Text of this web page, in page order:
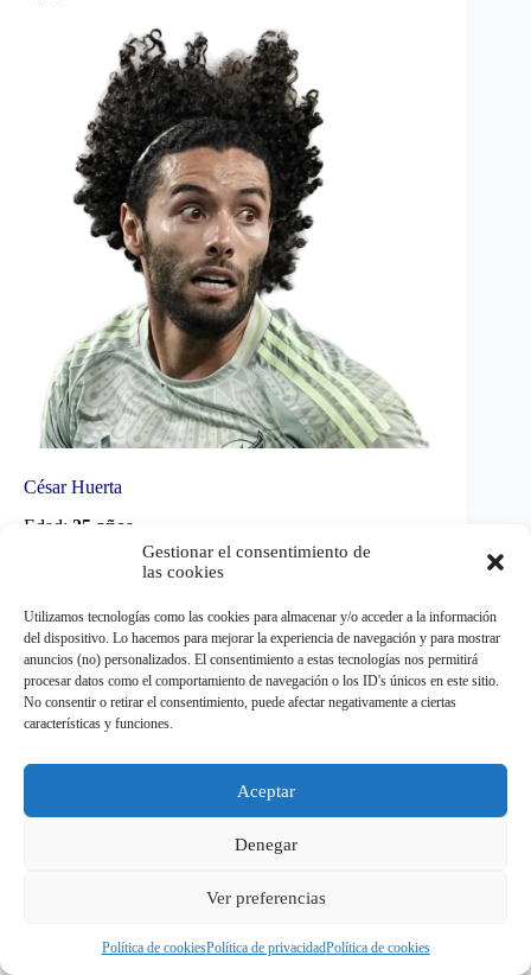
Gestionar el consentimiento de
las cookies
Utilizamos tecnologías como las cookies para almacenar y/o acceder a la información
del dispositivo. Lo hacemos para mejorar la experiencia de navegación y para mostrar
anuncios (no) personalizados. El consentimiento a estas tecnologías nos permitirá
procesar datos como el comportamiento de navegación o los ID's únicos en este sitio.
No consentir o retirar el consentimiento, puede afectar negativamente a ciertas
características y funciones.
Aceptar
Denegar
Ver preferencias
Política de cookiesPolítica de privacidadPolítica de cookies
César Huerta
Edad: 25 años
RSC Anderlecht
Veces internacional:26
Extremo jalisciense, canterano de Chivas y exfigura de
Pumas. El Chino emigró a Bélgica, donde aporta
desborde y gol desde la banda.